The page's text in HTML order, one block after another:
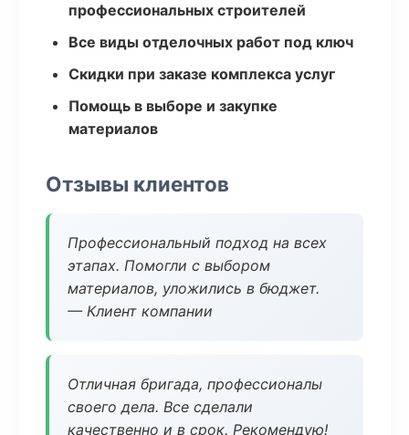
профессиональных строителей
Все виды отделочных работ под ключ
Скидки при заказе комплекса услуг
Помощь в выборе и закупке
материалов
Отзывы клиентов
Профессиональный подход на всех
этапах. Помогли с выбором
материалов, уложились в бюджет.
— Клиент компании
Отличная бригада, профессионалы
своего дела. Все сделали
качественно и в срок. Рекомендую!